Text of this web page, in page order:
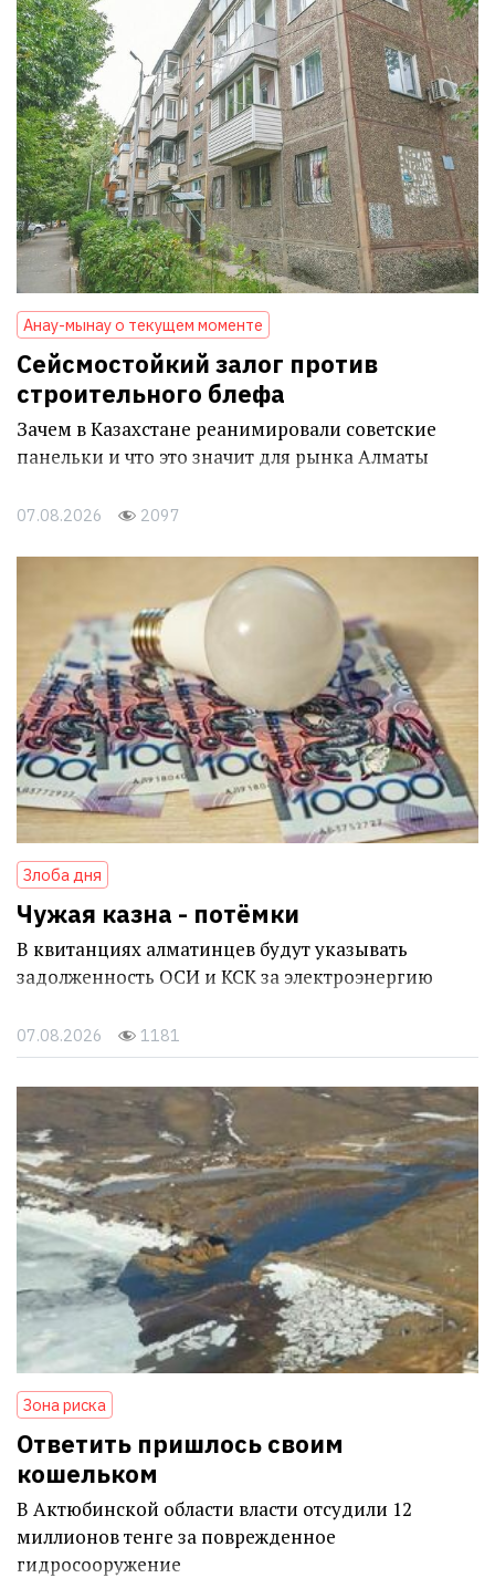
Анау-мынау о текущем моменте
Сейсмостойкий залог против
строительного блефа
Зачем в Казахстане реанимировали советские
панельки и что это значит для рынка Алматы
07.08.2026 2097
Злоба дня
Чужая казна - потёмки
В квитанциях алматинцев будут указывать
задолженность ОСИ и КСК за электроэнергию
07.08.2026 1181
Зона риска
Ответить пришлось своим
кошельком
В Актюбинской области власти отсудили 12
миллионов тенге за поврежденное
гидросооружение